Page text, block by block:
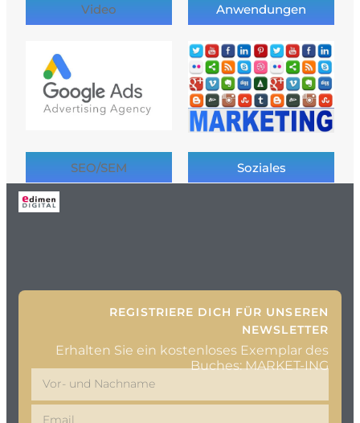
Video Anwendungen
SEO/SEM Soziales
REGISTRIERE DICH FÜR UNSEREN
NEWSLETTER
Erhalten Sie ein kostenloses Exemplar des
Buches: MARKET-ING